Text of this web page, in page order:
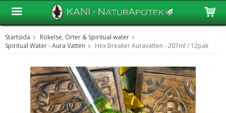
Produkten har blivit tillagd i varukorgen
Startsida
Rökelse, Örter & Spiritual water
Spiritual Water - Aura Vatten
Hex Breaker Auravatten - 207ml / 12pak